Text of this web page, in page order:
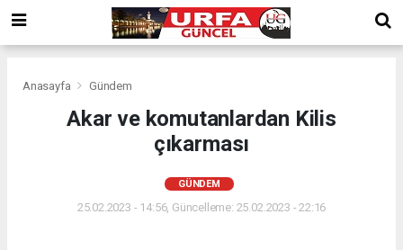
Anasayfa Gündem
Akar ve komutanlardan Kilis
çıkarması
GÜNDEM
25.02.2023 - 14:56, Güncelleme: 25.02.2023 - 22:16